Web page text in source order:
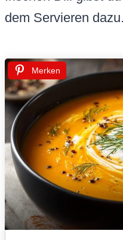
dem Servieren dazu.
Merken